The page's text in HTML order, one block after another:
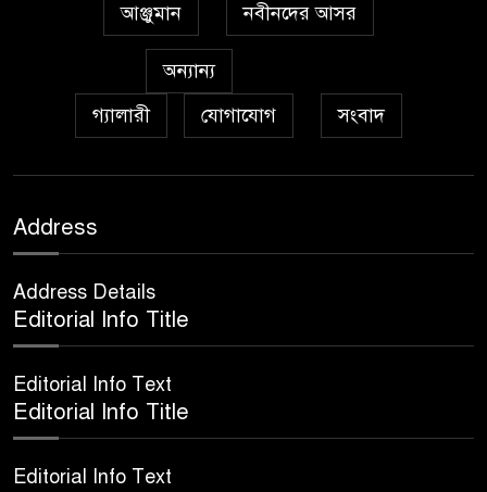
আঞ্জুমান
নবীনদের আসর
অন্যান্য
গ্যালারী
যোগাযোগ সংবাদ
Address
Address Details
Editorial Info Title
Editorial Info Text
Editorial Info Title
Editorial Info Text